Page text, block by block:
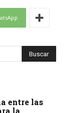
entre las
la